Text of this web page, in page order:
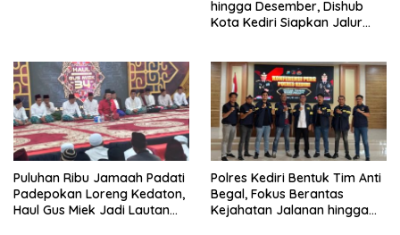
hingga Desember, Dishub
Kota Kediri Siapkan Jalur
Puluhan Ribu Jamaah Padati
Padepokan Loreng Kedaton,
Haul Gus Miek Jadi Lautan
Polres Kediri Bentuk Tim Anti
Begal, Fokus Berantas
Kejahatan Jalanan hingga